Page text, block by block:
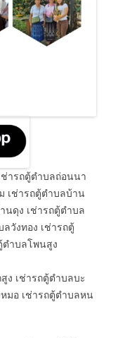
ช่ารถตู้ตำบลถ่อนนา
เช่ารถตู้ตำบลบ้าน
นดุง เช่ารถตู้ตำบล
วังทอง เช่ารถตู้
ตำบลโพนสูง
ง เช่ารถตู้ตำบลบะ
มอ เช่ารถตู้ตำบลหน